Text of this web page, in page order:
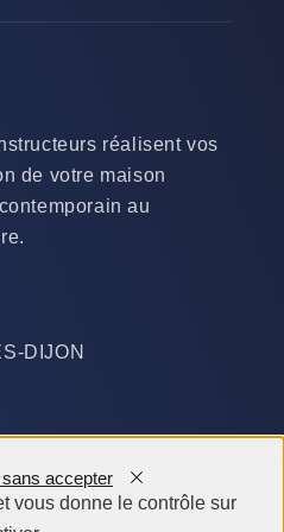
réalisent vos
de votre maison
au
DIJON
vous donne le contrôle sur
accepter